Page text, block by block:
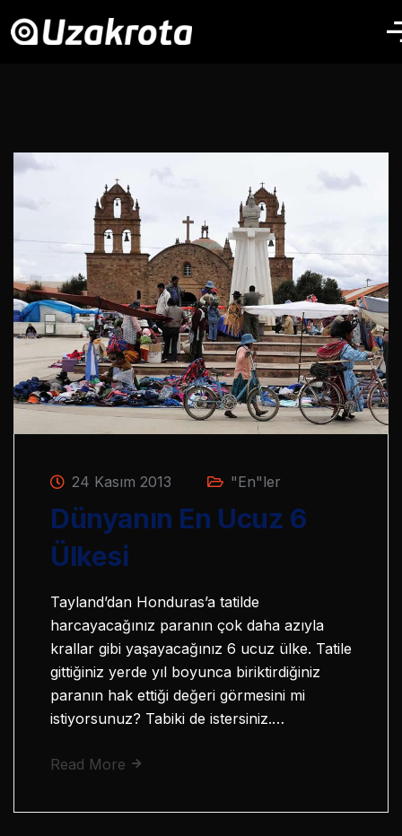
24 Kasım 2013 "En"ler
Dünyanın En Ucuz 6
Ülkesi
Tayland’dan Honduras’a tatilde
harcayacağınız paranın çok daha azıyla
krallar gibi yaşayacağınız 6 ucuz ülke. Tatile
gittiğiniz yerde yıl boyunca biriktirdiğiniz
paranın hak ettiği değeri görmesini mi
istiyorsunuz? Tabiki de istersiniz.…
Read More